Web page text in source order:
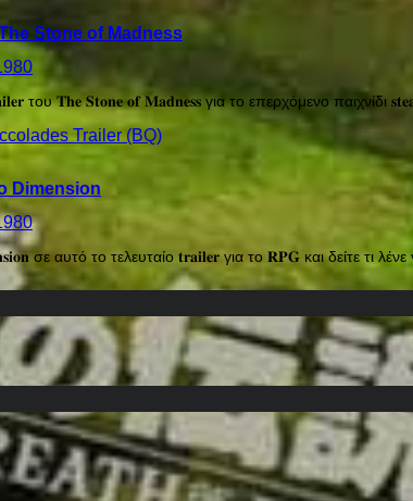
Stone of Madness
του 𝐓𝐡𝐞 𝐒𝐭𝐨𝐧𝐞 𝐨𝐟 𝐌𝐚𝐝𝐧𝐞𝐬𝐬 για το επερχόμενο
Dimension
σε αυτό το τελευταίο 𝐭𝐫𝐚𝐢𝐥𝐞𝐫 για το 𝐑𝐏𝐆 και δείτε τι